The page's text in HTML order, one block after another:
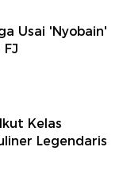
Usai 'Nyobain'
Kelas
Legendaris